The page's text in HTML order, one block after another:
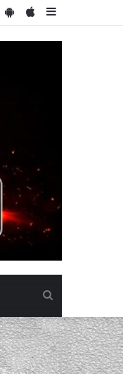
AppStore
PlayStore
Facebook